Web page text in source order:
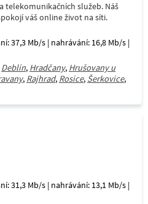
telekomunikačních služeb. Náš
váš online život na síti.
37,3 Mb/s | nahrávání: 16,8 Mb/s |
Deblín, Hradčany, Hrušovany u
, Rajhrad, Rosice, Šerkovice,
31,3 Mb/s | nahrávání: 13,1 Mb/s |